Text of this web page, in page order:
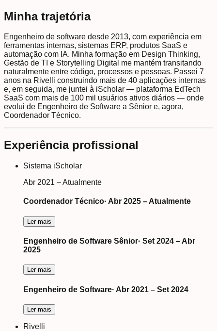
Minha trajetória
Engenheiro de software desde 2013, com experiência em
ferramentas internas, sistemas ERP, produtos SaaS e
automação com IA. Minha formação em Design Thinking,
Gestão de TI e Storytelling Digital me mantém transitando
naturalmente entre código, processos e pessoas. Passei 7
anos na Rivelli construindo mais de 40 aplicações internas
e, em seguida, me juntei à iScholar — plataforma EdTech
SaaS com mais de 100 mil usuários ativos diários — onde
evolui de Engenheiro de Software a Sênior e, agora,
Coordenador Técnico.
Experiência profissional
Sistema iScholar
Abr 2021 – Atualmente
Coordenador Técnico· Abr 2025 – Atualmente
Ler mais
Engenheiro de Software Sênior· Set 2024 – Abr
2025
Ler mais
Engenheiro de Software· Abr 2021 – Set 2024
Ler mais
Rivelli